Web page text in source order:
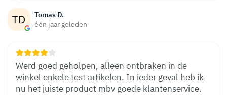
Tomas D.
één jaar geleden
Werd goed geholpen, alleen ontbraken in de
winkel enkele test artikelen. In ieder geval heb ik
nu het juiste product mbv goede klantenservice.